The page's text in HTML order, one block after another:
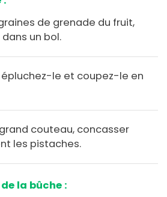
de grenade du fruit,
un bol.
épluchez-le et coupez-le en
grand couteau, concasser
les pistaches.
la bûche :